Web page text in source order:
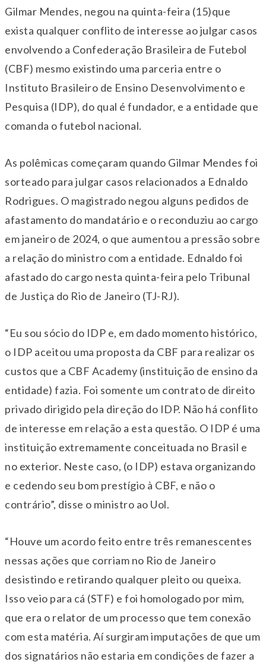
Gilmar Mendes, negou na quinta-feira (15)que
exista qualquer conflito de interesse ao julgar casos
envolvendo a Confederação Brasileira de Futebol
(CBF) mesmo existindo uma parceria entre o
Instituto Brasileiro de Ensino Desenvolvimento e
Pesquisa (IDP), do qual é fundador, e a entidade que
comanda o futebol nacional.
As polêmicas começaram quando Gilmar Mendes foi
sorteado para julgar casos relacionados a Ednaldo
Rodrigues. O magistrado negou alguns pedidos de
afastamento do mandatário e o reconduziu ao cargo
em janeiro de 2024, o que aumentou a pressão sobre
a relação do ministro com a entidade. Ednaldo foi
afastado do cargo nesta quinta-feira pelo Tribunal
de Justiça do Rio de Janeiro (TJ-RJ).
“Eu sou sócio do IDP e, em dado momento histórico,
o IDP aceitou uma proposta da CBF para realizar os
custos que a CBF Academy (instituição de ensino da
entidade) fazia. Foi somente um contrato de direito
privado dirigido pela direção do IDP. Não há conflito
de interesse em relação a esta questão. O IDP é uma
instituição extremamente conceituada no Brasil e
no exterior. Neste caso, (o IDP) estava organizando
e cedendo seu bom prestígio à CBF, e não o
contrário”, disse o ministro ao Uol.
“Houve um acordo feito entre três remanescentes
nessas ações que corriam no Rio de Janeiro
desistindo e retirando qualquer pleito ou queixa.
Isso veio para cá (STF) e foi homologado por mim,
que era o relator de um processo que tem conexão
com esta matéria. Aí surgiram imputações de que um
dos signatários não estaria em condições de fazer a